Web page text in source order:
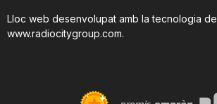
Lloc web desenvolupat amb la tecnologia de
www.radiocitygroup.com.